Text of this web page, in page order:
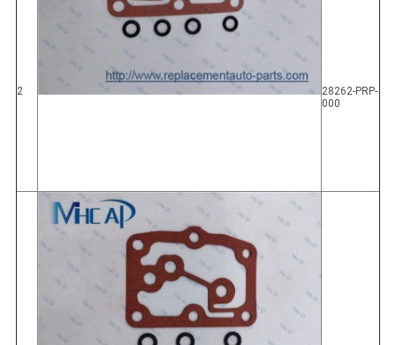
2
28262-PRP-
000